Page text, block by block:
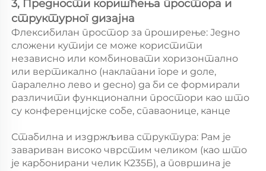
3, Предности коришћења простора и
структурног дизајна
Флексибилан простор за проширење: Једно
сложени кутији се може користити
независно или комбиновати хоризонтално
или вертикално (наклапани горе и доле,
паралелно лево и десно) да би се формирали
различити функционални простори као што
су конференцијске собе, спаваонице, канце
Стабилна и издржљива структура: Рам је
завариван високо чврстим челиком (као што
је карбонирани челик К235Б), а површина је